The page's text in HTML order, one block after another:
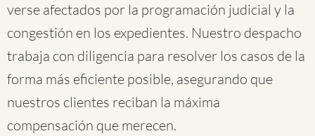
verse afectados por la programación judicial y la
congestión en los expedientes. Nuestro despacho
trabaja con diligencia para resolver los casos de la
forma más eficiente posible, asegurando que
nuestros clientes reciban la máxima
compensación que merecen.